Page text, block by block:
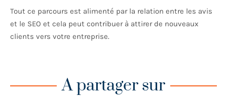
Tout ce parcours est alimenté par la relation entre les avis
et le SEO et cela peut contribuer à attirer de nouveaux
clients vers votre entreprise.
A partager sur